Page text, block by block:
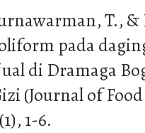
T., &
pada
di Dramaga
(Journal of
1-6.